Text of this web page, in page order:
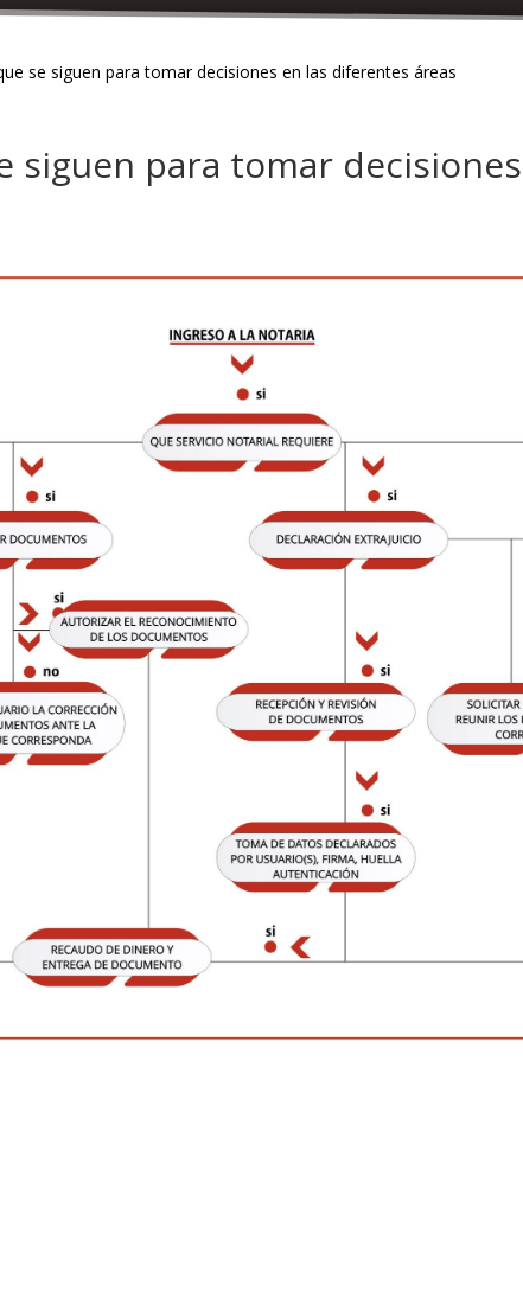
se siguen para tomar decisiones en las diferentes áreas
siguen para tomar